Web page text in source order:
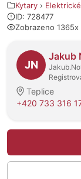
Kytary ›
ID: 728477
Zobrazeno 1365x
O prodejci
JN
Jakub
Teplice
+420 733 316